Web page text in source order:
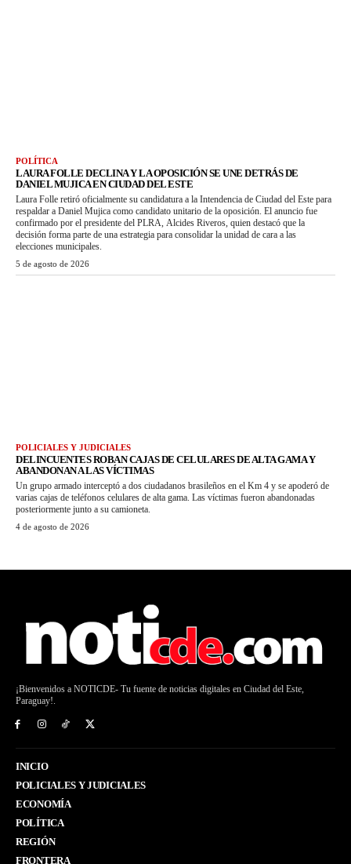
POLÍTICA
LAURA FOLLE DECLINA Y LA OPOSICIÓN SE UNE DETRÁS DE
DANIEL MUJICA EN CIUDAD DEL ESTE
Laura Folle retiró oficialmente su candidatura a la Intendencia de Ciudad del Este para
respaldar a Daniel Mujica como candidato unitario de la oposición. El anuncio fue
confirmado por el presidente del PLRA, Alcides Riveros, quien destacó que la
decisión forma parte de una estrategia para consolidar la unidad de cara a las
elecciones municipales.
5 de agosto de 2026
POLICIALES Y JUDICIALES
DELINCUENTES ROBAN CAJAS DE CELULARES DE ALTA GAMA Y
ABANDONAN A LAS VÍCTIMAS
Un grupo armado interceptó a dos ciudadanos brasileños en el Km 4 y se apoderó de
varias cajas de teléfonos celulares de alta gama. Las víctimas fueron abandonadas
posteriormente junto a su camioneta.
4 de agosto de 2026
¡Bienvenidos a NOTICDE- Tu fuente de noticias digitales en Ciudad del Este,
Paraguay!.
INICIO
POLICIALES Y JUDICIALES
ECONOMÍA
POLÍTICA
REGIÓN
FRONTERA